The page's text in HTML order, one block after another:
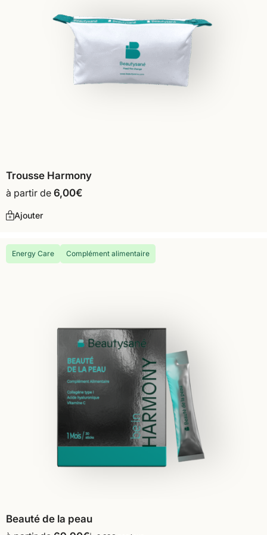
Trousse Harmony
à partir de 6,00€
Ajouter
Energy Care Complément alimentaire
Beauté de la peau